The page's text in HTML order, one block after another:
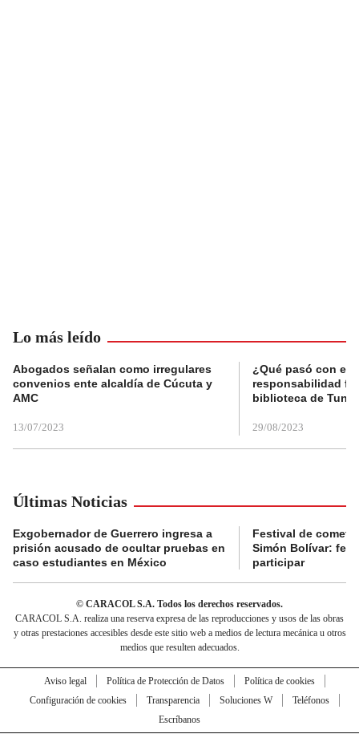
Lo más leído
Abogados señalan como irregulares
convenios ente alcaldía de Cúcuta y
AMC
13/07/2023
¿Qué pasó con el
responsabilidad
biblioteca de
29/08/2023
Últimas Noticias
Exgobernador de Guerrero ingresa a
prisión acusado de ocultar pruebas en
caso estudiantes en México
Festival de
Simón Bolívar:
participar
© CARACOL S.A. Todos los derechos reservados.
CARACOL S.A. realiza una reserva expresa de las reproducciones y usos de las obras
y otras prestaciones accesibles desde este sitio web a medios de lectura mecánica u otros
medios que resulten adecuados.
Aviso legal Política de Protección de Datos
Política de cookies
Configuración de cookies
Transparencia Soluciones W
Teléfonos
Escríbanos